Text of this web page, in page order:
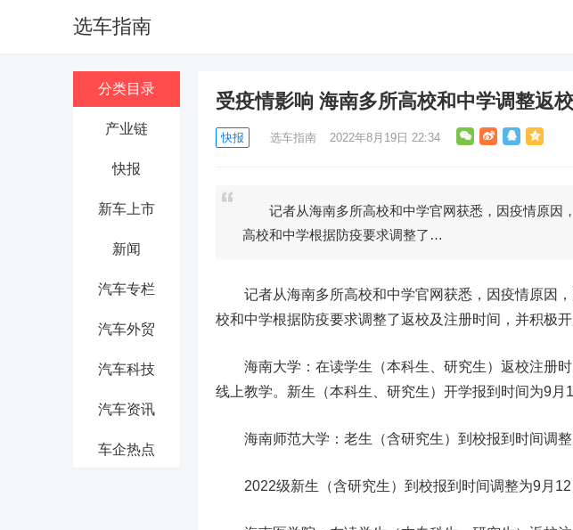
选车指南
分类目录
产业链
快报
新车上市
新闻
汽车专栏
汽车外贸
汽车科技
汽车资讯
车企热点
受疫情影响 海南多所高校和中学调整返
快报 选车指南 2022年8月19日 22:34
记者从海南多所高校和中学官网获悉，因疫情原因
高校和中学根据防疫要求调整了…
记者从海南多所高校和中学官网获悉，因疫情原因，
校和中学根据防疫要求调整了返校及注册时间，并积极开
海南大学： 在读学生（本科生、研究生）返校注册
线上教学。新生（本科生、研究生）开学报到时间为9月
海南师范大学： 老生（含研究生）到校报到时间调整
2022级新生（含研究生）到校报到时间调整为9月12